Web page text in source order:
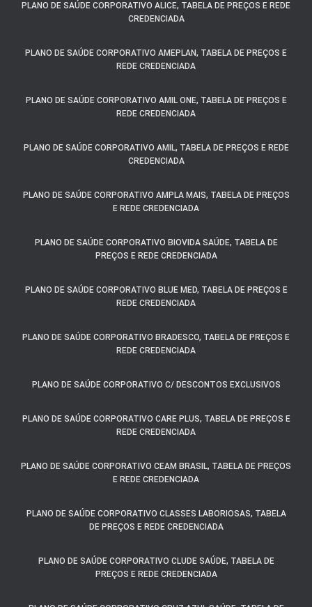
PLANO DE SAÚDE CORPORATIVO ALICE, TABELA DE PREÇOS E REDE
CREDENCIADA
PLANO DE SAÚDE CORPORATIVO AMEPLAN, TABELA DE PREÇOS E
REDE CREDENCIADA
PLANO DE SAÚDE CORPORATIVO AMIL ONE, TABELA DE PREÇOS E
REDE CREDENCIADA
PLANO DE SAÚDE CORPORATIVO AMIL, TABELA DE PREÇOS E REDE
CREDENCIADA
PLANO DE SAÚDE CORPORATIVO AMPLA MAIS, TABELA DE PREÇOS
E REDE CREDENCIADA
PLANO DE SAÚDE CORPORATIVO BIOVIDA SAÚDE, TABELA DE
PREÇOS E REDE CREDENCIADA
PLANO DE SAÚDE CORPORATIVO BLUE MED, TABELA DE PREÇOS E
REDE CREDENCIADA
PLANO DE SAÚDE CORPORATIVO BRADESCO, TABELA DE PREÇOS E
REDE CREDENCIADA
PLANO DE SAÚDE CORPORATIVO C/ DESCONTOS EXCLUSIVOS
PLANO DE SAÚDE CORPORATIVO CARE PLUS, TABELA DE PREÇOS E
REDE CREDENCIADA
PLANO DE SAÚDE CORPORATIVO CEAM BRASIL, TABELA DE PREÇOS
E REDE CREDENCIADA
PLANO DE SAÚDE CORPORATIVO CLASSES LABORIOSAS, TABELA
DE PREÇOS E REDE CREDENCIADA
PLANO DE SAÚDE CORPORATIVO CLUDE SAÚDE, TABELA DE
PREÇOS E REDE CREDENCIADA